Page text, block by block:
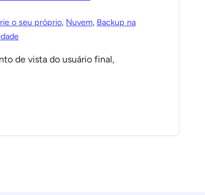
o seu próprio, Nuvem, Backup na
de vista do usuário final,